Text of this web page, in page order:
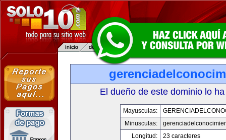
El dueño de este dominio lo
Mayusculas:
Minusculas:
Longitud:
23 caracteres